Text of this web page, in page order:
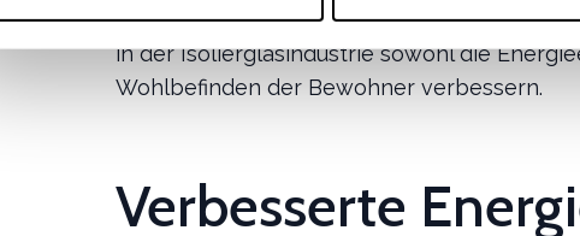
Renovierer in Sachsen. Experten sind sich
in der Isolierglasindustrie sowohl die
Wohlbefinden der Bewohner verbessern.
Verbesserte